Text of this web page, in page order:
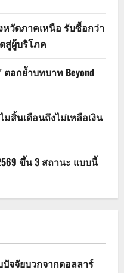
หวัดภาคเหนือ รับซื้อกว่า
สู่ผู้บริโภค
ตอกย้ำบทบาท Beyond
สิ้นเดือนถึงไม่เหลือเงิน
ขึ้น 3 สถานะ แบบนี้
จจัยบวกจากดอลลาร์